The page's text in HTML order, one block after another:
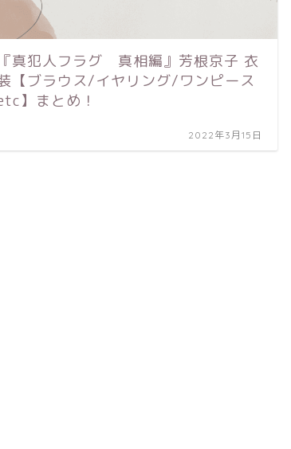
『真犯人フラグ 真相編』芳根京子 衣
【ブラウス/イヤリング/ワンピース
】まとめ！
2022年3月15日